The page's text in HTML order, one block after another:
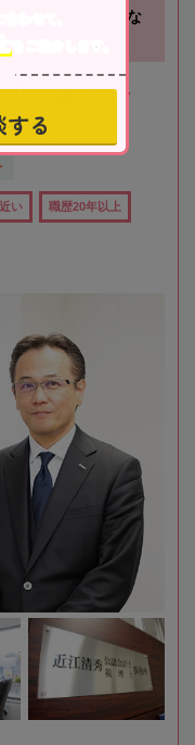
ある税理士が適切な
士事務所
宮駅
い 職歴20年以上
わせて、
をご紹介します。
る